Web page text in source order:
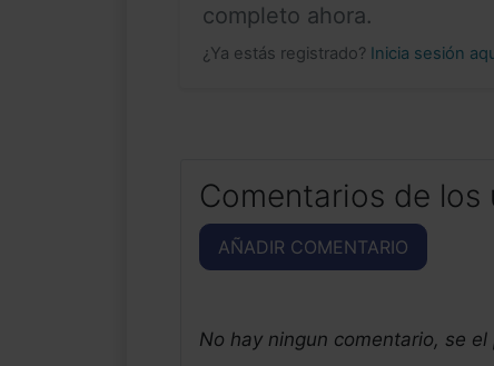
completo ahora.
¿Ya estás registrado? Inicia sesión
Comentarios de los
AÑADIR COMENTARIO
No hay ningun comentario, se